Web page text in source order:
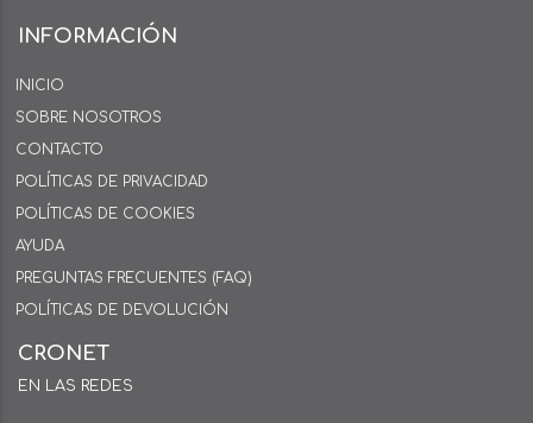
INFORMACIÓN
INICIO
SOBRE NOSOTROS
CONTACTO
POLÍTICAS DE PRIVACIDAD
POLÍTICAS DE COOKIES
AYUDA
PREGUNTAS FRECUENTES (FAQ)
POLÍTICAS DE DEVOLUCIÓN
CRONET
EN LAS REDES